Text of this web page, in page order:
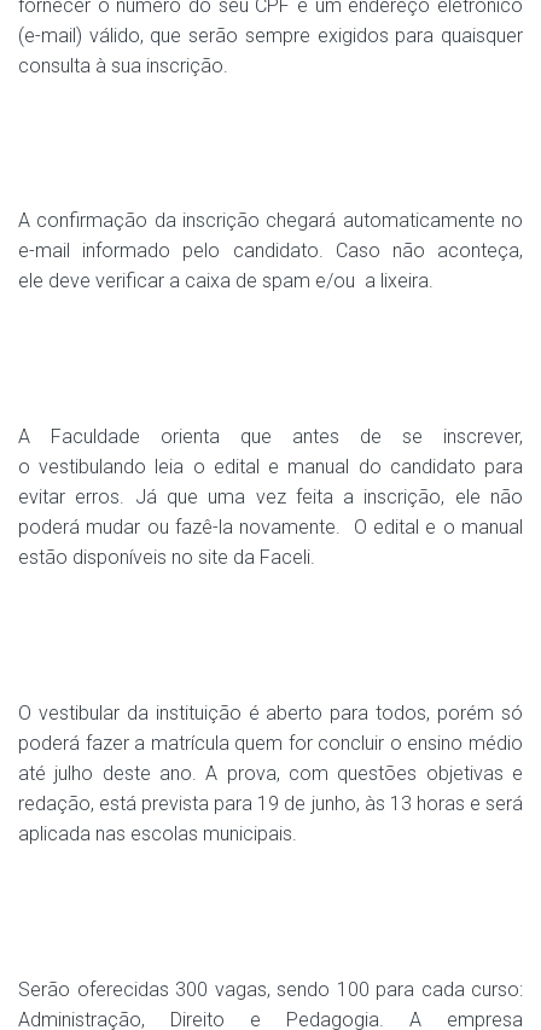
fornecer o número do seu CPF e um endereço eletrônico
(e-mail) válido, que serão sempre exigidos para quaisquer
consulta à sua inscrição.
A confirmação da inscrição chegará automaticamente no
e-mail informado pelo candidato. Caso não aconteça,
ele deve verificar a caixa de spam e/ou a lixeira.
A Faculdade orienta que antes de se inscrever,
o vestibulando leia o edital e manual do candidato para
evitar erros. Já que uma vez feita a inscrição, ele não
poderá mudar ou fazê-la novamente. O edital e o manual
estão disponíveis no site da Faceli.
O vestibular da instituição é aberto para todos, porém só
poderá fazer a matrícula quem for concluir o ensino médio
até julho deste ano. A prova, com questões objetivas e
redação, está prevista para 19 de junho, às 13 horas e será
aplicada nas escolas municipais.
Serão oferecidas 300 vagas, sendo 100 para cada curso:
Administração, Direito e Pedagogia. A empresa